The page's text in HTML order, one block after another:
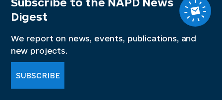
Digest
We report on news, events, publications, and
new projects.
SUBSCRIBE